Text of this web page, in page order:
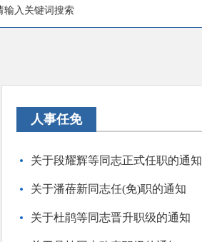
人事任免
关于段耀辉等同志正式任职的通知
关于潘蓓新同志任(免)职的通知
关于杜鹃等同志晋升职级的通知